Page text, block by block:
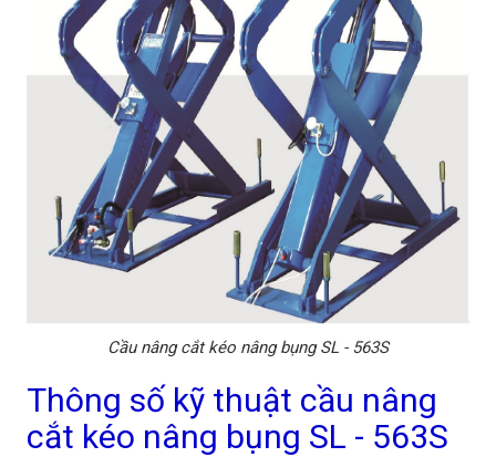
Cầu nâng cắt kéo nâng bụng SL - 563S
Thông số kỹ thuật cầu nâng
cắt kéo nâng bụng SL - 563S